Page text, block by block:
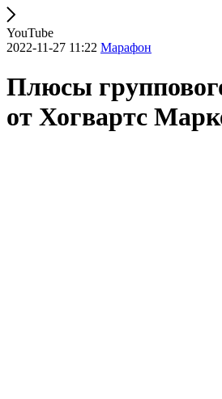
YouTube
2022-11-27 11:22 Марафон
Плюсы
от Хогвартс